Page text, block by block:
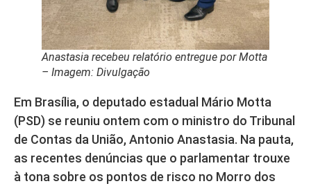
Anastasia recebeu relatório entregue por Motta
– Imagem: Divulgação
Em Brasília, o deputado estadual Mário Motta
(PSD) se reuniu ontem com o ministro do Tribunal
de Contas da União, Antonio Anastasia. Na pauta,
as recentes denúncias que o parlamentar trouxe
à tona sobre os pontos de risco no Morro dos